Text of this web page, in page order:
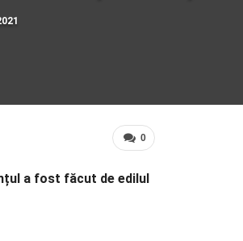
0
a fost făcut de edilul